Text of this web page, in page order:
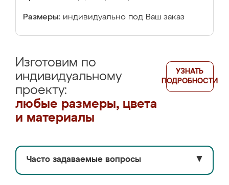
Размеры: индивидуально под Ваш заказ
Изготовим по
индивидуальному
проекту:
любые размеры, цвета
и материалы
УЗНАТЬ
ПОДРОБНОСТИ
Часто задаваемые вопросы ▼